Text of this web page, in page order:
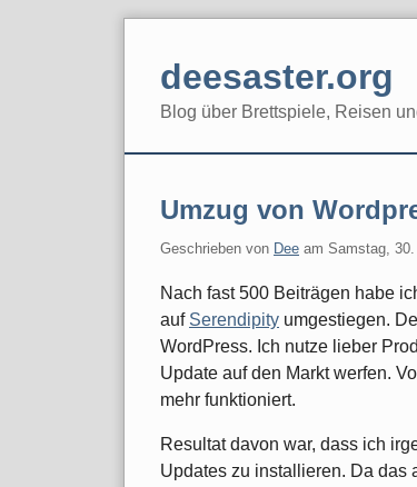
deesaster.org
Blog über Brettspiele, Reisen
Umzug von
Geschrieben von Dee am Samstag,
Nach fast 500 Beiträgen habe
auf Serendipity umgestiegen.
WordPress. Ich nutze lieber
Update auf den Markt werfen.
mehr funktioniert.
Resultat davon war, dass ich
Updates zu installieren. Da das